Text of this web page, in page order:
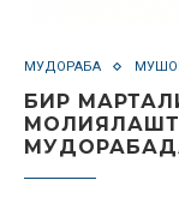
МУДОРАБА
БИР